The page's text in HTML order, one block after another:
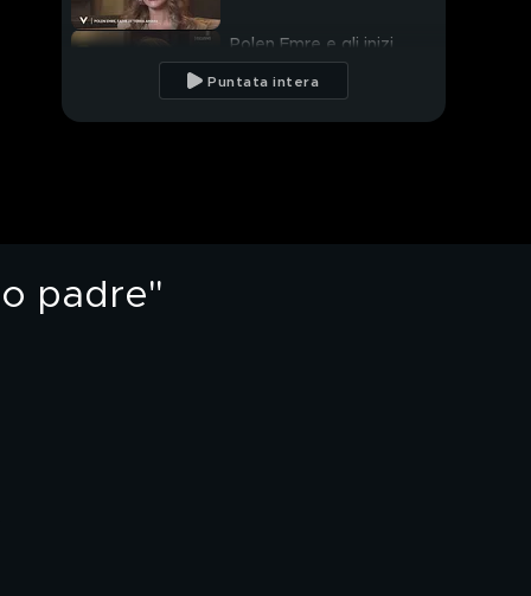
Polen Emre e gli inizi
nel mondo dello
spettacolo
Puntata intera
padre"